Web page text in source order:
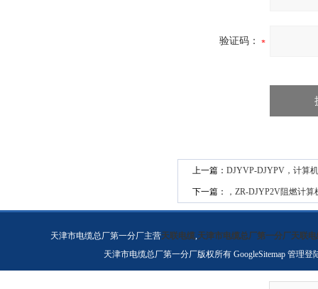
验证码：
上一篇： DJYVP-DJYPV，计算
下一篇： ，ZR-DJYP2V阻燃计
天津市电缆总厂第一分厂主营天联电缆,天津市电缆总厂第一分厂天联电
天津市电缆总厂第一分厂版权所有 GoogleSitemap 管理登